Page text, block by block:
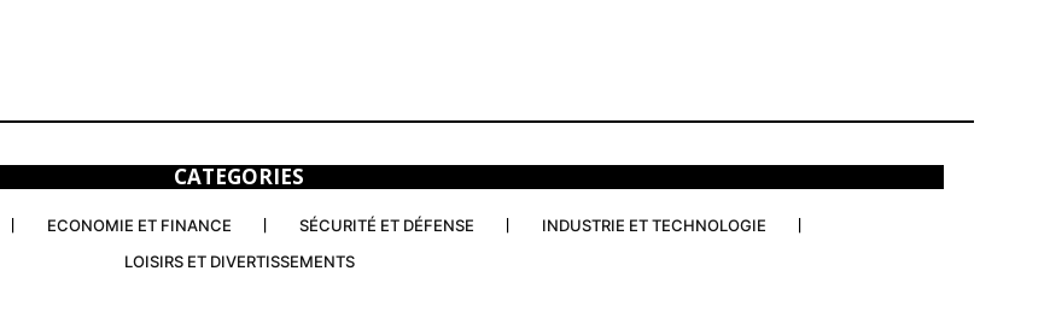
CATEGORIES
ECONOMIE ET FINANCE SÉCURITÉ ET DÉFENSE
INDUSTRIE ET TECHNOLOGIE
LOISIRS ET DIVERTISSEMENTS